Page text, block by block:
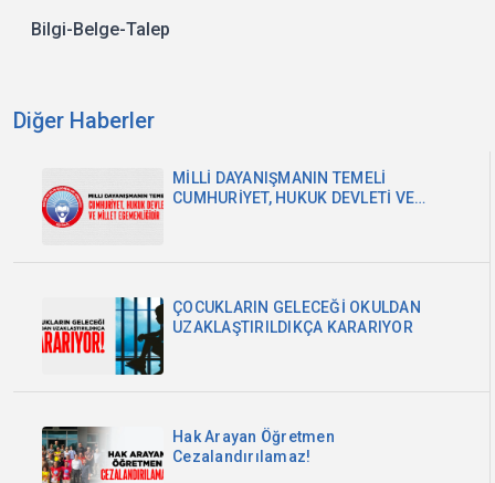
Bilgi-Belge-Talep
Diğer Haberler
MİLLİ DAYANIŞMANIN TEMELİ
CUMHURİYET, HUKUK DEVLETİ VE
ÇOCUKLARIN GELECEĞİ OKULDAN
UZAKLAŞTIRILDIKÇA KARARIYOR
Hak Arayan Öğretmen
Cezalandırılamaz!